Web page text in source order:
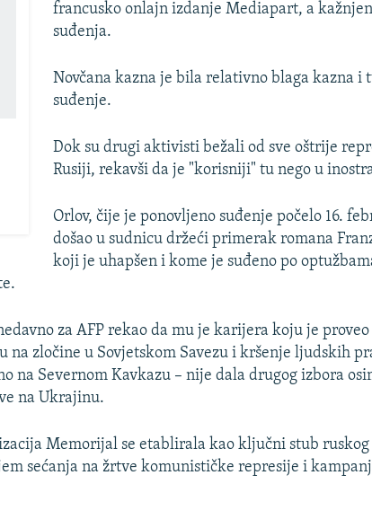
francusko onlajn izdanje Mediapart, a
suđenja.
Novčana kazna je bila relativno blaga kazna i
suđenje.
Dok su drugi aktivisti bežali od sve oštrije
Rusiji, rekavši da je "korisniji" tu nego u
Orlov, čije je ponovljeno suđenje počelo 16.
došao u sudnicu držeći primerak romana
koji je uhapšen i kome je suđeno po
za AFP rekao da mu je karijera koju je
na zločine u Sovjetskom Savezu i kršenje ljudskih
na Severnom Kavkazu – nije dala drugog izbora
na Ukrajinu.
Memorijal se etablirala kao ključni stub
sećanja na žrtve komunističke represije i